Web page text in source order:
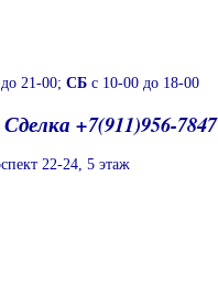
21-00; СБ с 10-00 до 18-00
+7(911)956-7847
22-24, 5 этаж